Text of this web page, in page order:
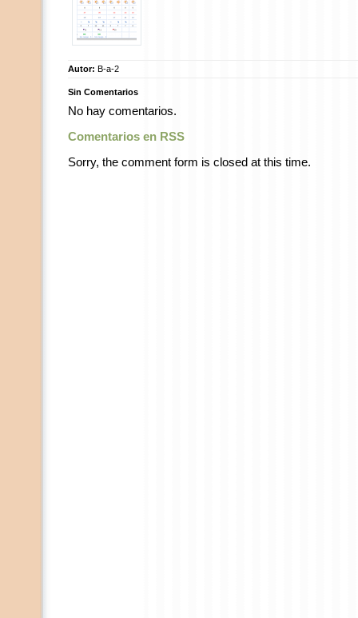
Autor: B-a-2
Sin Comentarios
No hay comentarios.
Comentarios en RSS
Sorry, the comment form is closed at this time.